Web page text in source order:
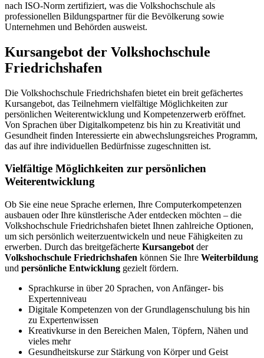
nach ISO-Norm zertifiziert, was die Volkshochschule als
professionellen Bildungspartner für die Bevölkerung sowie
Unternehmen und Behörden ausweist.
Kursangebot der Volkshochschule
Friedrichshafen
Die Volkshochschule Friedrichshafen bietet ein breit gefächertes
Kursangebot, das Teilnehmern vielfältige Möglichkeiten zur
persönlichen Weiterentwicklung und Kompetenzerwerb eröffnet.
Von Sprachen über Digitalkompetenz bis hin zu Kreativität und
Gesundheit finden Interessierte ein abwechslungsreiches Programm,
das auf ihre individuellen Bedürfnisse zugeschnitten ist.
Vielfältige Möglichkeiten zur persönlichen
Weiterentwicklung
Ob Sie eine neue Sprache erlernen, Ihre Computerkompetenzen
ausbauen oder Ihre künstlerische Ader entdecken möchten – die
Volkshochschule Friedrichshafen bietet Ihnen zahlreiche Optionen,
um sich persönlich weiterzuentwickeln und neue Fähigkeiten zu
erwerben. Durch das breitgefächerte Kursangebot der
Volkshochschule Friedrichshafen können Sie Ihre Weiterbildung
und persönliche Entwicklung gezielt fördern.
Sprachkurse in über 20 Sprachen, von Anfänger- bis
Expertenniveau
Digitale Kompetenzen von der Grundlagenschulung bis hin
zu Expertenwissen
Kreativkurse in den Bereichen Malen, Töpfern, Nähen und
vieles mehr
Gesundheitskurse zur Stärkung von Körper und Geist